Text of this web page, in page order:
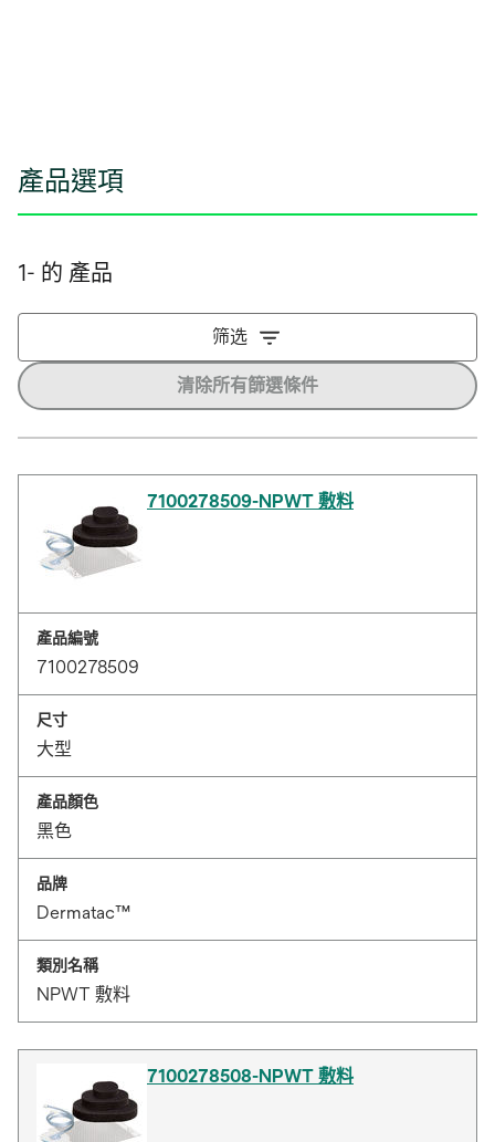
產品選項
1- 的 產品
筛选
清除所有篩選條件
7100278509-NPWT 敷料
產品編號
7100278509
尺寸
大型
產品顏色
黑色
品牌
Dermatac™
類別名稱
NPWT 敷料
7100278508-NPWT 敷料